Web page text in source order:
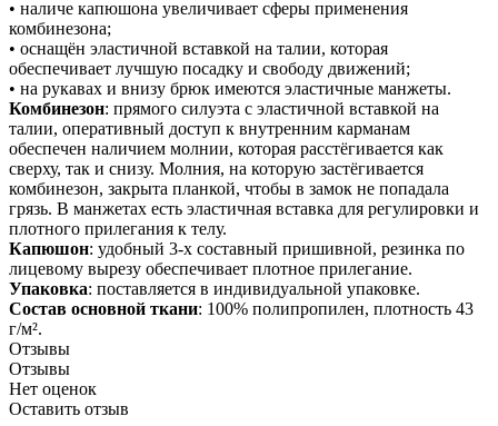
• наличе капюшона увеличивает сферы применения
комбинезона;
• оснащён эластичной вставкой на талии, которая
обеспечивает лучшую посадку и свободу движений;
• на рукавах и внизу брюк имеются эластичные манжеты.
Комбинезон: прямого силуэта с эластичной вставкой на
талии, оперативный доступ к внутренним карманам
обеспечен наличием молнии, которая расстёгивается как
сверху, так и снизу. Молния, на которую застёгивается
комбинезон, закрыта планкой, чтобы в замок не попадала
грязь. В манжетах есть эластичная вставка для регулировки и
плотного прилегания к телу.
Капюшон: удобный 3-х составный пришивной, резинка по
лицевому вырезу обеспечивает плотное прилегание.
Упаковка: поставляется в индивидуальной упаковке.
Состав основной ткани: 100% полипропилен, плотность 43
г/м².
Отзывы
Отзывы
Нет оценок
Оставить отзыв